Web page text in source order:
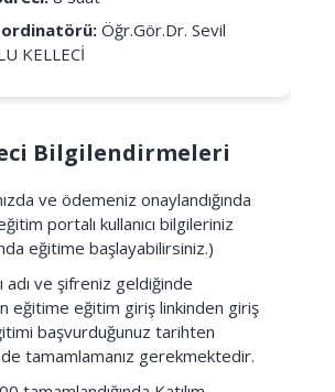
Öğr.Gör.Dr. Sevil
KELLECİ
Bilgilendirmeleri
ve ödemeniz onaylandığında
portalı kullanıcı bilgileriniz
eğitime başlayabilirsiniz.)
adı ve şifreniz geldiğinde
eğitime eğitim giriş linkinden giriş
başvurduğunuz tarihten
tamamlamanız gerekmektedir.